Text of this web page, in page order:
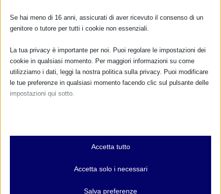
GLI EDUCATORI PROFESSIONALI E LA SAM
2022
Gli educatori professionali e la SAM 2022 Promosso da
Commissione Albo Nazionale Educatori...
PER SAPERNE DI PIÙ
Se hai meno di 16 anni, assicurati di aver ricevuto il consenso di un
genitore o tutore per tutti i cookie non essenziali.
La tua privacy è importante per noi. Puoi regolare le impostazioni dei
cookie in qualsiasi momento. Per maggiori informazioni su come
utilizziamo i dati, leggi la nostra politica sulla privacy. Puoi modificare
le tue preferenze in qualsiasi momento facendo clic sul pulsante delle
impostazioni qui sotto.
Essenziali
I cookie e i servizi essenziali abilitano le funzioni di base e sono
e servizi non richiedono il consenso dell'utente secondo il GDPR.
Accetta tutto
Accetta solo i necessari
Salva preferenze